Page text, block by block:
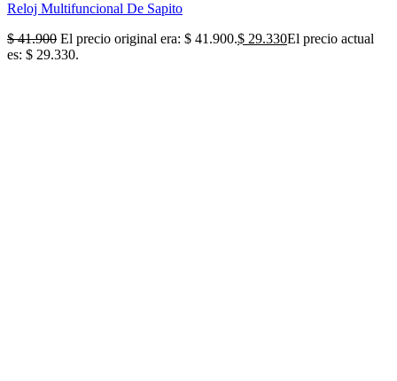
Reloj Multifuncional De Sapito
$41.900 El precio original era: $ 41.900.$ 29.330El precio actual
es: $ 29.330.